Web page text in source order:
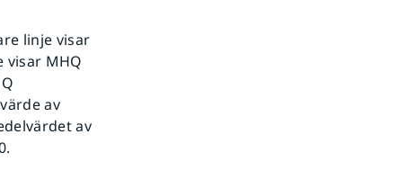
linje visar
MHQ
av
av